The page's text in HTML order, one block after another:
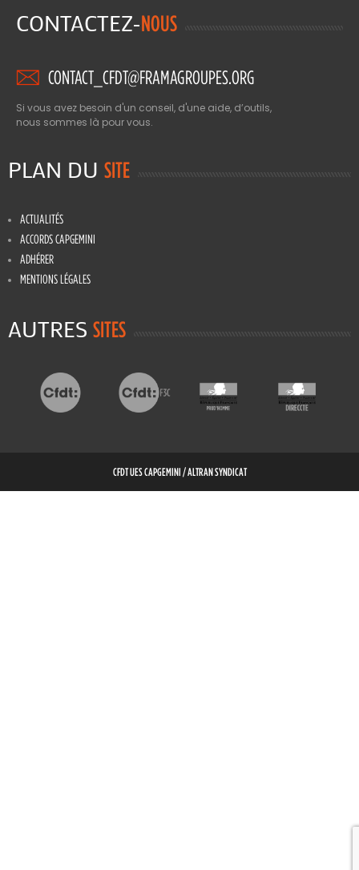
CONTACTEZ-NOUS
CONTACT_CFDT@FRAMAGROUPES.ORG
Si vous avez besoin d'un conseil, d'une aide, d’outils,
nous sommes là pour vous.
PLAN DU SITE
ACTUALITÉS
ACCORDS CAPGEMINI
ADHÉRER
MENTIONS LÉGALES
AUTRES SITES
CFDT UES CAPGEMINI / ALTRAN SYNDICAT